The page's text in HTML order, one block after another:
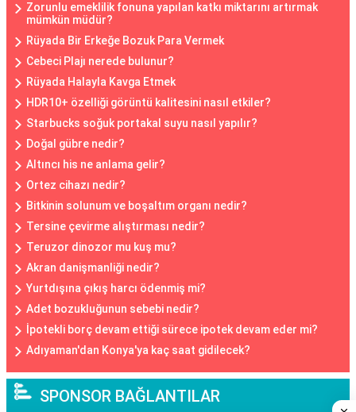
Zorunlu emeklilik fonuna yapılan katkı miktarını artırmak
mümkün müdür?
Rüyada Bir Erkeğe Bozuk Para Vermek
Cebeci Plajı nerede bulunur?
Rüyada Halayla Kavga Etmek
HDR10+ özelliği görüntü kalitesini nasıl etkiler?
Starbucks soğuk portakal suyu nasıl yapılır?
Doğal gübre nedir?
Altıncı his ne anlama gelir?
Ortez cihazı nedir?
Bitkinin solunum ve boşaltım organı nedir?
Tersine çevirme alıştırması nedir?
Teruzor dinozor mu kuş mu?
Akran danişmanliği nedir?
Yurtdışına çıkış harcı ödenmiş mi?
Adet bozukluğunun sebebi nedir?
İpotekli borç devam ettiği sürece ipotek devam eder mi?
Adıyaman'dan Konya'ya kaç saat gidilecek?
SPONSOR BAĞLANTILAR